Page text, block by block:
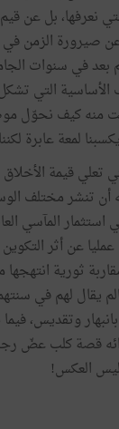
نعرفها، بل عن
الزمن في
بعد في سنوات
الأساسية التي
كيف نحوّل
لمعة عابرة
تعلي قيمة
تنشر مختلف
استثمار المآسي
عمليا عن أثر
ثورية
يقال لهم في
وتقديس،
قصة كلب عضّ
العكس!